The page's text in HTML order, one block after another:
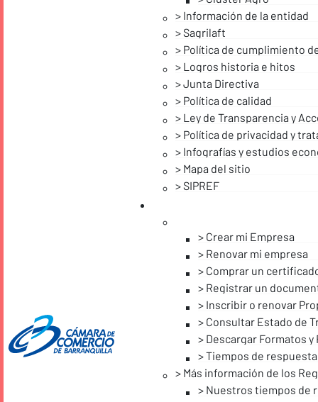
Información de la entidad
Sagrilaft
Política de cumplimiento
Logros historia e hitos
Junta Directiva
Política de calidad
Ley de Transparencia y
Política de privacidad y
Infografías y estudios
Mapa del sitio
SIPREF
Crear mi Empresa
Renovar mi empresa
Comprar un
Registrar un
Inscribir o renovar
Consultar Estado de
Descargar Formatos
Tiempos de respuesta
Más información de los
Nuestros tiempos de